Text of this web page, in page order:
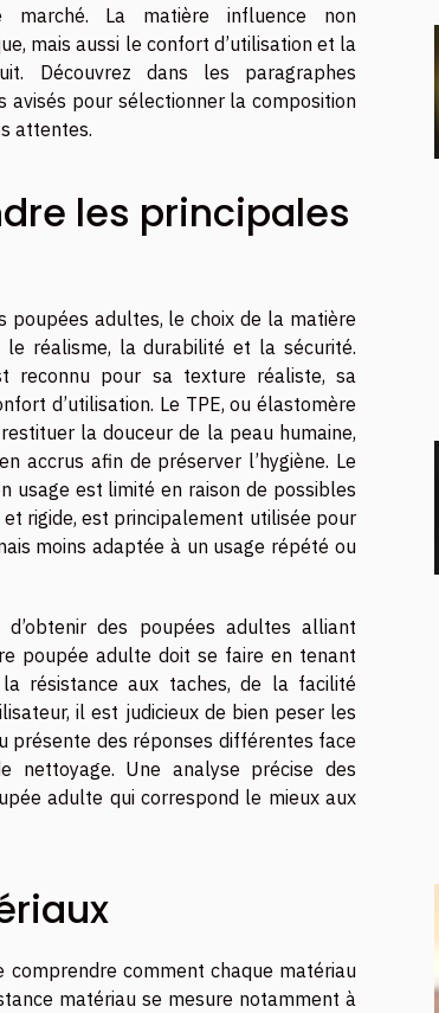
marché. La matière influence non
mais aussi le confort d’utilisation et la
Découvrez dans les paragraphes
avisés pour sélectionner la composition
attentes.
les principales
poupées adultes, le choix de la matière
réalisme, la durabilité et la sécurité.
reconnu pour sa texture réaliste, sa
d’utilisation. Le TPE, ou élastomère
la douceur de la peau humaine,
accrus afin de préserver l’hygiène. Le
usage est limité en raison de possibles
rigide, est principalement utilisée pour
moins adaptée à un usage répété ou
des poupées adultes alliant
poupée adulte doit se faire en tenant
résistance aux taches, de la facilité
il est judicieux de bien peser les
présente des réponses différentes face
nettoyage. Une analyse précise des
adulte qui correspond le mieux aux
comprendre comment chaque matériau
matériau se mesure notamment à